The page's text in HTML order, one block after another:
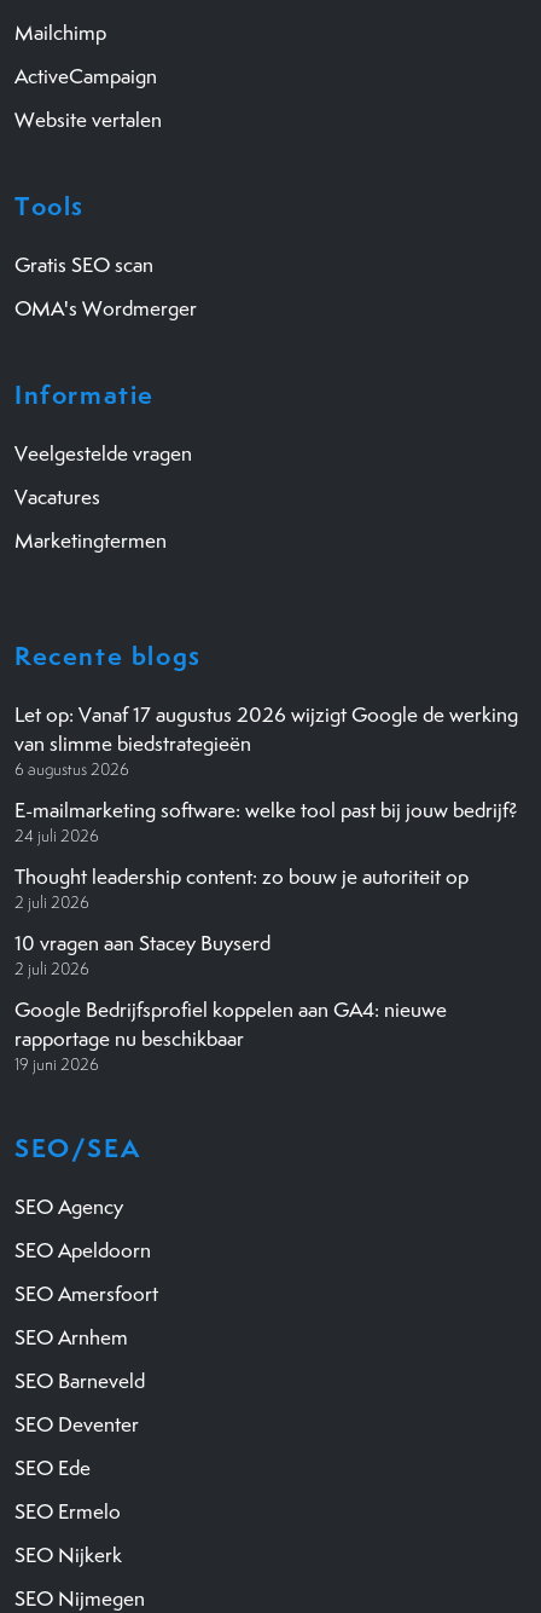
Mailchimp
ActiveCampaign
Website vertalen
Tools
Gratis SEO scan
OMA's Wordmerger
Informatie
Veelgestelde vragen
Vacatures
Marketingtermen
Recente blogs
Let op: Vanaf 17 augustus 2026 wijzigt Google de werking
van slimme biedstrategieën
6 augustus 2026
E-mailmarketing software: welke tool past bij jouw bedrijf?
24 juli 2026
Thought leadership content: zo bouw je autoriteit op
2 juli 2026
10 vragen aan Stacey Buyserd
2 juli 2026
Google Bedrijfsprofiel koppelen aan GA4: nieuwe
rapportage nu beschikbaar
19 juni 2026
SEO/SEA
SEO Agency
SEO Apeldoorn
SEO Amersfoort
SEO Arnhem
SEO Barneveld
SEO Deventer
SEO Ede
SEO Ermelo
SEO Nijkerk
SEO Nijmegen